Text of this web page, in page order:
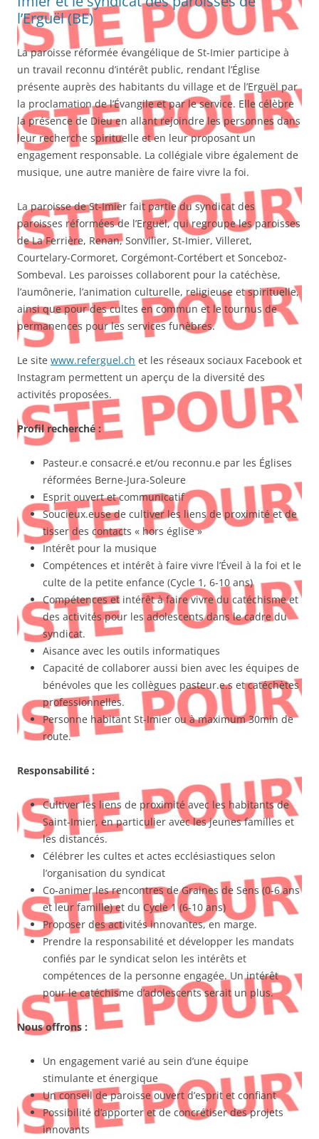
l’Erguël (BE)
La paroisse réformée évangélique de St-Imier participe à
un travail reconnu d’intérêt public, rendant l’Église
présente auprès des habitants du village et de l’Erguël par
la proclamation de l’Évangile et par le service. Elle célèbre
la présence de Dieu en allant rejoindre les personnes dans
leur recherche spirituelle et en leur proposant un
engagement responsable. La collégiale vibre également de
musique, une autre manière de faire vivre la foi.
La paroisse de St-Imier fait partie du syndicat des
paroisses réformées de l’Erguël, qui regroupe les paroisses
de La Ferrière, Renan, Sonvilier, St-Imier, Villeret,
Courtelary-Cormoret, Corgémont-Cortébert et Sonceboz-
Sombeval. Les paroisses collaborent pour la catéchèse,
l’aumônerie, l’animation culturelle, religieuse et spirituelle,
ainsi que pour des cultes en commun et le tournus de
permanences pour les services funèbres.
Le site www.referguel.ch et les réseaux sociaux Facebook et
Instagram permettent un aperçu de la diversité des
activités proposées.
Profil recherché :
Pasteur.e consacré.e et/ou reconnu.e par les Églises
réformées Berne-Jura-Soleure
Esprit ouvert et communicatif
Soucieux.euse de cultiver les liens de proximité et de
tisser des contacts « hors église »
Intérêt pour la musique
Compétences et intérêt à faire vivre l’Éveil à la foi et le
culte de la petite enfance (Cycle 1, 6-10 ans)
Compétences et intérêt à faire vivre du catéchisme et
des activités pour les adolescents dans le cadre du
syndicat.
Aisance avec les outils informatiques
Capacité de collaborer aussi bien avec les équipes de
bénévoles que les collègues pasteur.e.s et catéchètes
professionnelles.
Personne habitant St-Imier ou à maximum 30min de
route.
Responsabilité :
Cultiver les liens de proximité avec les habitants de
Saint-Imier, en particulier avec les jeunes familles et
les distancés.
Célébrer les cultes et actes ecclésiastiques selon
l’organisation du syndicat
Co-animer les rencontres de Graines de Sens (0-6 ans
et leur famille) et du Cycle 1 (6-10 ans)
Proposer des activités innovantes, en marge.
Prendre la responsabilité et développer les mandats
confiés par le syndicat selon les intérêts et
compétences de la personne engagée. Un intérêt
pour le catéchisme d’adolescents serait un plus.
Nous offrons :
Un engagement varié au sein d’une équipe
stimulante et énergique
Un conseil de paroisse ouvert d’esprit et confiant
Possibilité d’apporter et de concrétiser des projets
innovants